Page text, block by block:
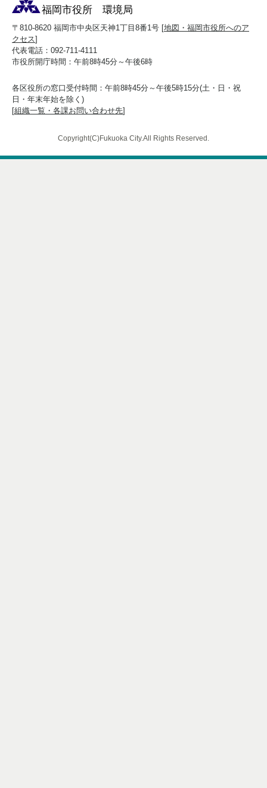
福岡市役所 環境局
〒810-8620 福岡市中央区天神1丁目8番1号 [地図・福岡市役所へのア
クセス]
代表電話：092-711-4111
市役所開庁時間：午前8時45分～午後6時
各区役所の窓口受付時間：午前8時45分～午後5時15分(土・日・祝
日・年末年始を除く)
[組織一覧・各課お問い合わせ先]
Copyright(C)Fukuoka City.All Rights Reserved.